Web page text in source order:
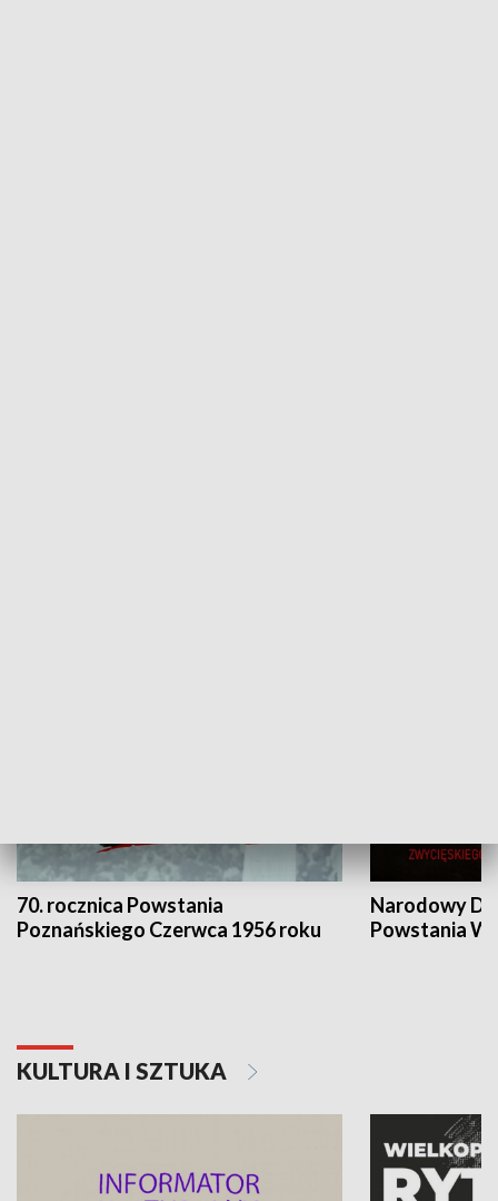
70. rocznica Powstania
Poznańskiego Czerwca 1956 roku
Narodowy
Powstania
KULTURA I SZTUKA